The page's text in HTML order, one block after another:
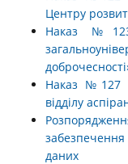
Центру
Наказ
Наказ №127
відділу
даних